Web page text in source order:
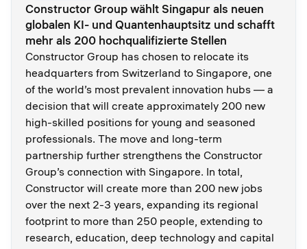
Constructor Group wählt Singapur als neuen
globalen KI- und Quantenhauptsitz und schafft
mehr als 200 hochqualifizierte Stellen
Constructor Group has chosen to relocate its
headquarters from Switzerland to Singapore, one
of the world’s most prevalent innovation hubs — a
decision that will create approximately 200 new
high-skilled positions for young and seasoned
professionals. The move and long-term
partnership further strengthens the Constructor
Group’s connection with Singapore. In total,
Constructor will create more than 200 new jobs
over the next 2-3 years, expanding its regional
footprint to more than 250 people, extending to
research, education, deep technology and capital